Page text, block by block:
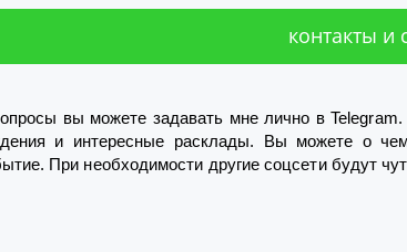
контакты и
вы можете задавать мне лично в
и интересные расклады. Вы можете о
При необходимости другие соцсети будут